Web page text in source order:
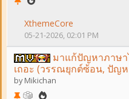
XthemeCore
05-21-2026, 02:01 PM
มาแก้ปัญหาภาษา
เถอะ (วรรณยุกต์ซ้อน, ปัญ
byMikichan